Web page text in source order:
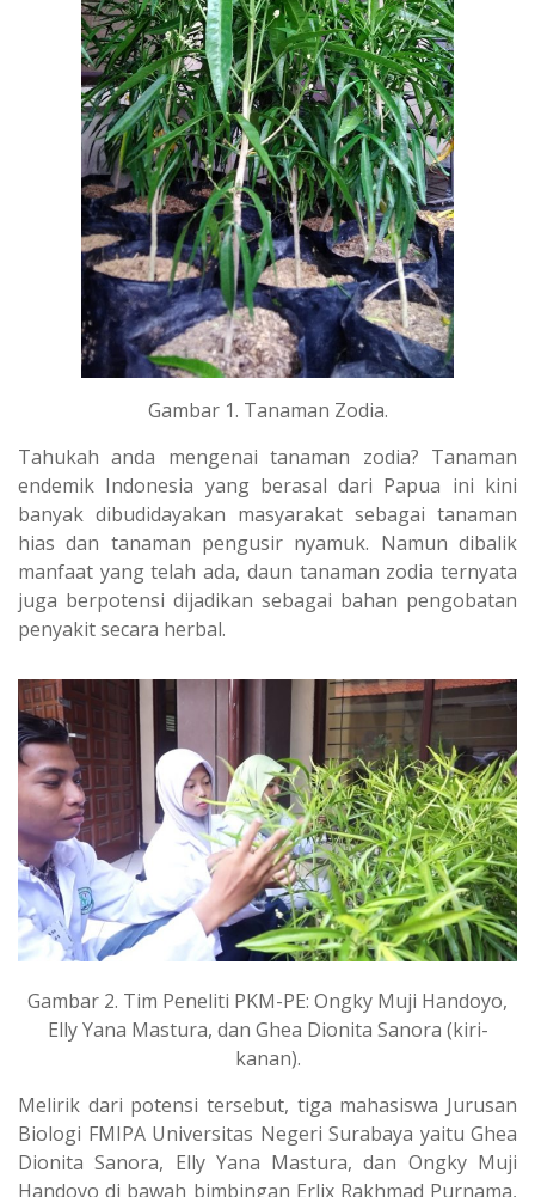
Gambar 1. Tanaman Zodia.
Tahukah anda mengenai tanaman zodia? Tanaman
endemik Indonesia yang berasal dari Papua ini kini
banyak dibudidayakan masyarakat sebagai tanaman
hias dan tanaman pengusir nyamuk. Namun dibalik
manfaat yang telah ada, daun tanaman zodia ternyata
juga berpotensi dijadikan sebagai bahan pengobatan
penyakit secara herbal.
Gambar 2. Tim Peneliti PKM-PE: Ongky Muji Handoyo,
Elly Yana Mastura, dan Ghea Dionita Sanora (kiri-
kanan).
Melirik dari potensi tersebut, tiga mahasiswa Jurusan
Biologi FMIPA Universitas Negeri Surabaya yaitu Ghea
Dionita Sanora, Elly Yana Mastura, dan Ongky Muji
Handoyo di bawah bimbingan Erlix Rakhmad Purnama,